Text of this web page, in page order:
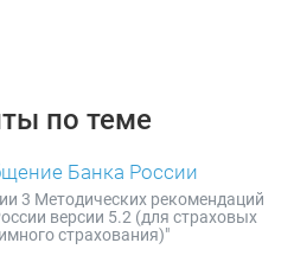
по теме
Банка России
3 Методических рекомендаций
версии 5.2 (для страховых
страхования)"